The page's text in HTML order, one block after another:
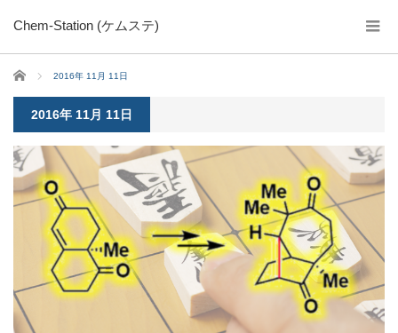
Chem-Station (ケムステ)
ホーム 2016年 11月 11日
2016年 11月 11日